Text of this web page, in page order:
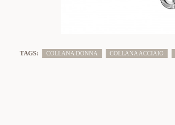
TAGS: COLLANA DONNA COLLANA ACCIAIO